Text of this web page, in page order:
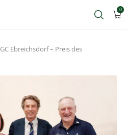
0
GC Ebreichsdorf – Preis des